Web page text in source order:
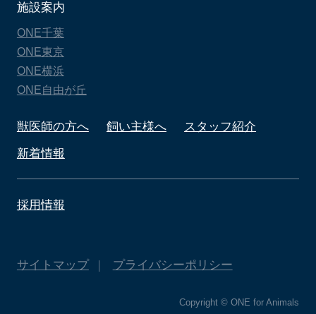
施設案内
ONE千葉
ONE東京
ONE横浜
ONE自由が丘
獣医師の方へ 飼い主様へ
スタッフ紹介
新着情報
採用情報
サイトマップ プライバシーポリシー
Copyright © ONE for Animals